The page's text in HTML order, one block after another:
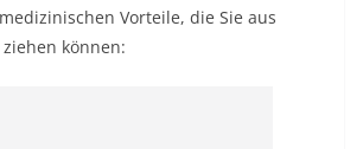
Vorteile, die Sie aus
können: